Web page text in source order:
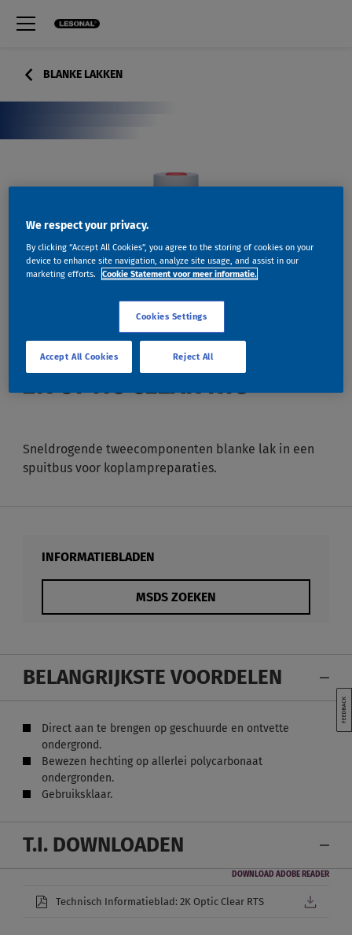
BLANKE LAKKEN
2K OPTIC CLEAR RTS
Sneldrogende tweecomponenten blanke lak in een
spuitbus voor koplampreparaties.
INFORMATIEBLADEN
MSDS ZOEKEN
BELANGRIJKSTE VOORDELEN
Direct aan te brengen op geschuurde en ontvette
ondergrond.
Bewezen hechting op allerlei polycarbonaat
ondergronden.
Gebruiksklaar.
T.I. DOWNLOADEN
DOWNLOAD ADOBE READER
Technisch Informatieblad: 2K Optic Clear RTS
We respect your privacy.
By clicking “Accept All Cookies”, you agree to the storing of cookies on your
device to enhance site navigation, analyze site usage, and assist in our
marketing efforts.
Cookie Statement voor meer informatie.
Cookies Settings
Reject All
Accept All Cookies